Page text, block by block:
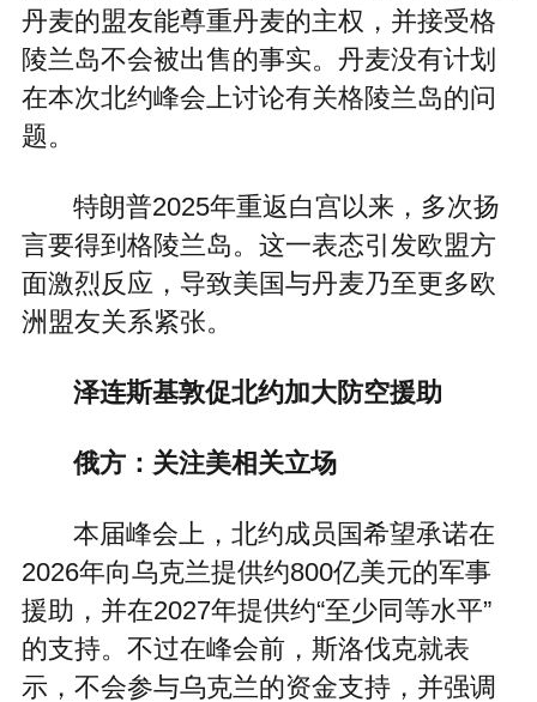
丹麦的盟友能尊重丹麦的主权，并接受格
陵兰岛不会被出售的事实。丹麦没有计划
在本次北约峰会上讨论有关格陵兰岛的问
题。
特朗普2025年重返白宫以来，多次扬
言要得到格陵兰岛。这一表态引发欧盟方
面激烈反应，导致美国与丹麦乃至更多欧
洲盟友关系紧张。
泽连斯基敦促北约加大防空援助
俄方：关注美相关立场
本届峰会上，北约成员国希望承诺在
2026年向乌克兰提供约800亿美元的军事
援助，并在2027年提供约“至少同等水平”
的支持。不过在峰会前，斯洛伐克就表
示，不会参与乌克兰的资金支持，并强调